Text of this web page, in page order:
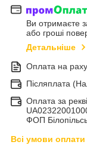
Ви отримаєте
або гроші
Детальніше
Оплата на
Післяплата
Оплата за
ФОП
Всі умови оплати